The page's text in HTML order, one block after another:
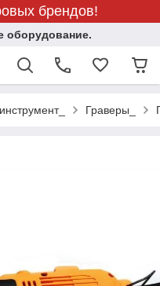
брендов!
оборудование.
Граверы_